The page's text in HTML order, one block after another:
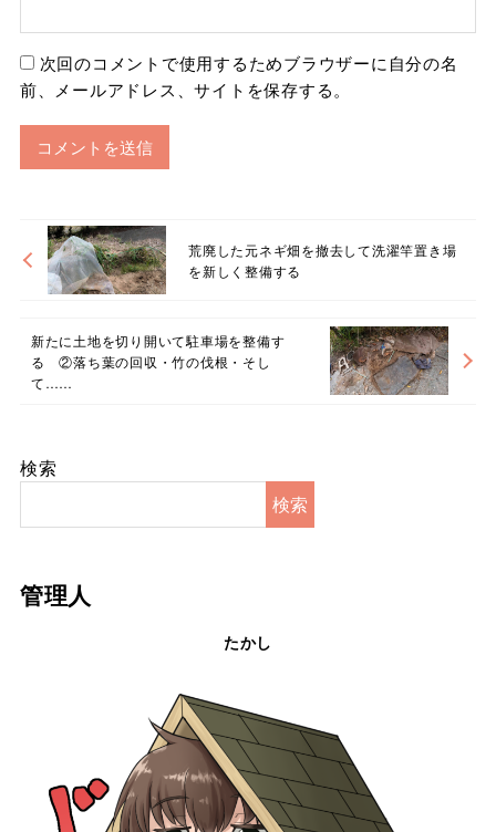
次回のコメントで使用するためブラウザーに自分の名
前、メールアドレス、サイトを保存する。
荒廃した元ネギ畑を撤去して洗濯竿置き場
を新しく整備する
新たに土地を切り開いて駐車場を整備す
る ②落ち葉の回収・竹の伐根・そし
て……
検索
検索
管理人
たかし